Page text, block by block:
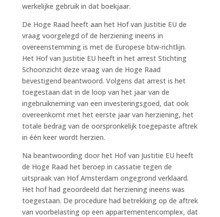
werkelijke gebruik in dat boekjaar.
De Hoge Raad heeft aan het Hof van Justitie EU de
vraag voorgelegd of de herziening ineens in
overeenstemming is met de Europese btw-richtlijn.
Het Hof van Justitie EU heeft in het arrest Stichting
Schoonzicht deze vraag van de Hoge Raad
bevestigend beantwoord. Volgens dat arrest is het
toegestaan dat in de loop van het jaar van de
ingebruikneming van een investeringsgoed, dat ook
overeenkomt met het eerste jaar van herziening, het
totale bedrag van de oorspronkelijk toegepaste aftrek
in één keer wordt herzien.
Na beantwoording door het Hof van Justitie EU heeft
de Hoge Raad het beroep in cassatie tegen de
uitspraak van Hof Amsterdam ongegrond verklaard.
Het hof had geoordeeld dat herziening ineens was
toegestaan. De procedure had betrekking op de aftrek
van voorbelasting op een appartementencomplex, dat